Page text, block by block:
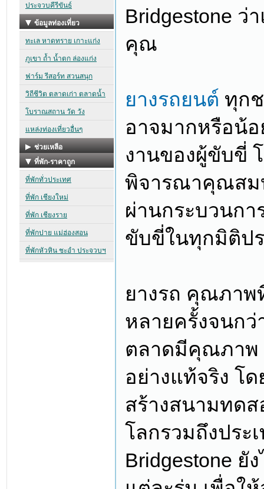
Bridgestone
คุณ
ยางรถยนต์ ทุก
อาจมากหรือน้
งานของผู้ขับขี่
พิจารณาคุณสม
ผ่านกระบวนก
ขับขี่ในทุกมิติป
ยางรถ คุณภาพ
หลายครั้งจนก
ตลาดมีคุณภาพ
อย่างแท้จริง โ
สร้างสนามทด
โลกรวมถึงประ
Bridgestone